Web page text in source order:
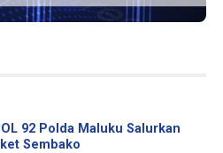
92 Polda Maluku Salurkan
Sembako